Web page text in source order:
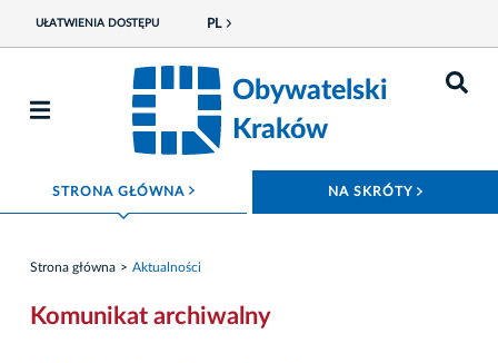
UŁATWIENIA DOSTĘPU PL
Obywatelski
Kraków
STRONA GŁÓWNA ROZWIŃ MENU NA SKRÓTY
Strona główna Aktualności
Komunikat archiwalny